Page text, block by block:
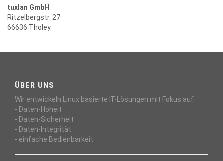
tuxlan GmbH
Ritzelbergstr. 27
66636 Tholey
ÜBER UNS
Wir entwickeln Linux basierte IT-Lösungen mit Fokus auf
- Daten-Hoheit
- Daten-Sicherheit
- Daten-Integrität
- einfache Bedienbarkeit